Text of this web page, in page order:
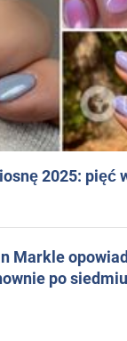
2025: pięć
Markle
po